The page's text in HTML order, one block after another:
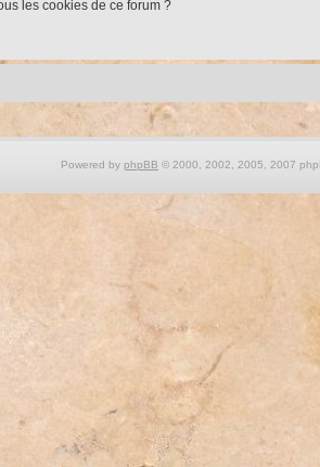
les cookies de ce forum ?
Powered by phpBB © 2000, 2002, 2005, 2007